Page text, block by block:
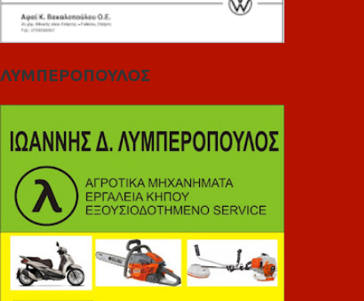
ΛΥΜΠΕΡΟΠΟΥΛΟΣ